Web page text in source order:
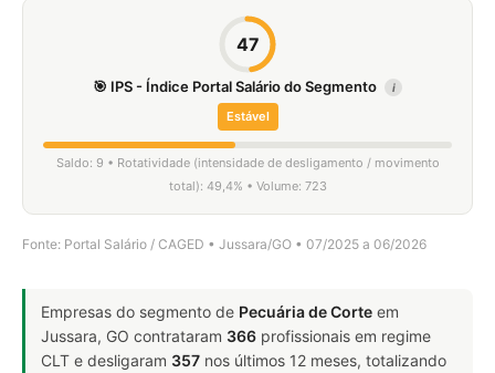
47
🎯 IPS - Índice Portal Salário do Segmento i
Estável
Saldo: 9 • Rotatividade (intensidade de desligamento / movimento
total): 49,4% • Volume: 723
Fonte: Portal Salário / CAGED • Jussara/GO • 07/2025 a 06/2026
Empresas do segmento de Pecuária de Corte em
Jussara, GO contrataram 366 profissionais em regime
CLT e desligaram 357 nos últimos 12 meses, totalizando